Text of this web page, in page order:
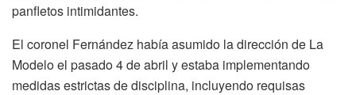
panfletos intimidantes.
El coronel Fernández había asumido la dirección de La
Modelo el pasado 4 de abril y estaba implementando
medidas estrictas de disciplina, incluyendo requisas